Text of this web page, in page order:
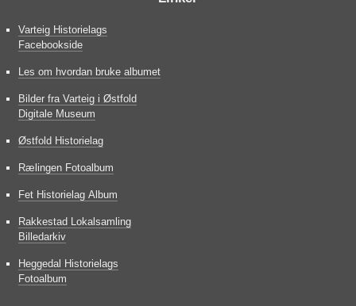
Varteig Historielags
Facebookside
Les om hvordan bruke albumet
Bilder fra Varteig i Østfold
Digitale Museum
Østfold Historielag
Rælingen Fotoalbum
Fet Historielag Album
Rakkestad Lokalsamling
Billedarkiv
Heggedal Historielags
Fotoalbum